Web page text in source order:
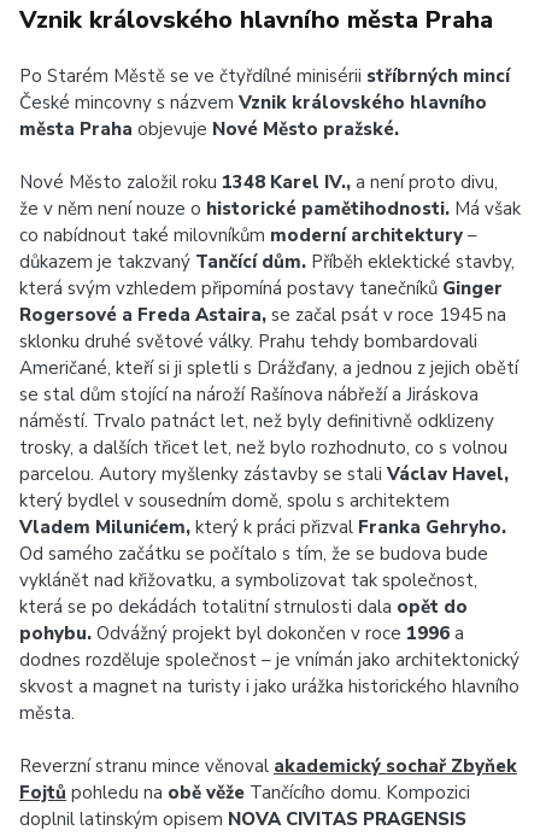
Vznik královského hlavního města Praha
Po Starém Městě se ve čtyřdílné minisérii stříbrných mincí
České mincovny s názvem Vznik královského hlavního
města Praha objevuje Nové Město pražské.
Nové Město založil roku 1348 Karel IV., a není proto divu,
že v něm není nouze o historické pamětihodnosti. Má však
co nabídnout také milovníkům moderní architektury –
důkazem je takzvaný Tančící dům. Příběh eklektické stavby,
která svým vzhledem připomíná postavy tanečníků Ginger
Rogersové a Freda Astaira, se začal psát v roce 1945 na
sklonku druhé světové války. Prahu tehdy bombardovali
Američané, kteří si ji spletli s Drážďany, a jednou z jejich obětí
se stal dům stojící na nároží Rašínova nábřeží a Jiráskova
náměstí. Trvalo patnáct let, než byly definitivně odklizeny
trosky, a dalších třicet let, než bylo rozhodnuto, co s volnou
parcelou. Autory myšlenky zástavby se stali Václav Havel,
který bydlel v sousedním domě, spolu s architektem
Vladem Milunićem, který k práci přizval Franka Gehryho.
Od samého začátku se počítalo s tím, že se budova bude
vyklánět nad křižovatku, a symbolizovat tak společnost,
která se po dekádách totalitní strnulosti dala opět do
pohybu. Odvážný projekt byl dokončen v roce 1996 a
dodnes rozděluje společnost – je vnímán jako architektonický
skvost a magnet na turisty i jako urážka historického hlavního
města.
Reverzní stranu mince věnoval akademický sochař Zbyňek
Fojtů pohledu na obě věže Tančícího domu. Kompozici
doplnil latinským opisem NOVA CIVITAS PRAGENSIS